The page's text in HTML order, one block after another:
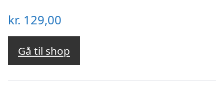
kr. 129,00
Gå til shop